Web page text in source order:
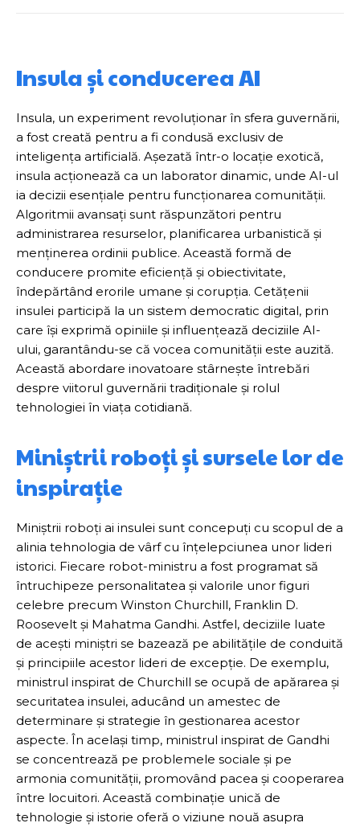
Insula și conducerea AI
Insula, un experiment revoluționar în sfera guvernării,
a fost creată pentru a fi condusă exclusiv de
inteligența artificială. Așezată într-o locație exotică,
insula acționează ca un laborator dinamic, unde AI-ul
ia decizii esențiale pentru funcționarea comunității.
Algoritmii avansați sunt răspunzători pentru
administrarea resurselor, planificarea urbanistică și
menținerea ordinii publice. Această formă de
conducere promite eficiență și obiectivitate,
îndepărtând erorile umane și corupția. Cetățenii
insulei participă la un sistem democratic digital, prin
care își exprimă opiniile și influențează deciziile AI-
ului, garantându-se că vocea comunității este auzită.
Această abordare inovatoare stârnește întrebări
despre viitorul guvernării tradiționale și rolul
tehnologiei în viața cotidiană.
Miniștrii roboți și sursele lor de
inspirație
Miniștrii roboți ai insulei sunt concepuți cu scopul de a
alinia tehnologia de vârf cu înțelepciunea unor lideri
istorici. Fiecare robot-ministru a fost programat să
întruchipeze personalitatea și valorile unor figuri
celebre precum Winston Churchill, Franklin D.
Roosevelt și Mahatma Gandhi. Astfel, deciziile luate
de acești miniștri se bazează pe abilitățile de conduită
și principiile acestor lideri de excepție. De exemplu,
ministrul inspirat de Churchill se ocupă de apărarea și
securitatea insulei, aducând un amestec de
determinare și strategie în gestionarea acestor
aspecte. În același timp, ministrul inspirat de Gandhi
se concentrează pe problemele sociale și pe
armonia comunității, promovând pacea și cooperarea
între locuitori. Această combinație unică de
tehnologie și istorie oferă o viziune nouă asupra